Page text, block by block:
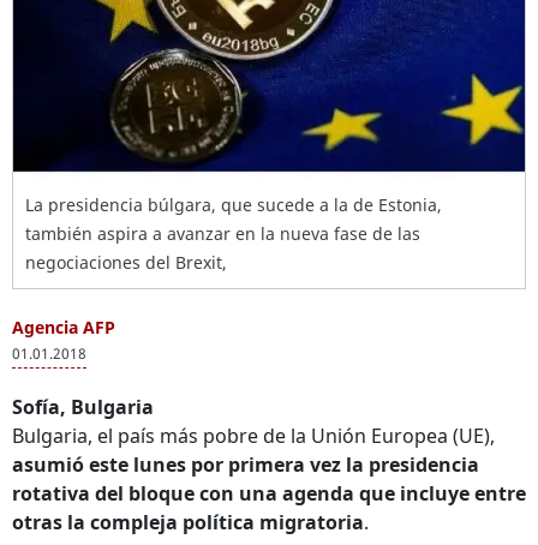
La presidencia búlgara, que sucede a la de Estonia,
también aspira a avanzar en la nueva fase de las
negociaciones del Brexit,
Agencia AFP
01.01.2018
Sofía, Bulgaria
Bulgaria, el país más pobre de la Unión Europea (UE),
asumió este lunes por primera vez la presidencia
rotativa del bloque con una agenda que incluye entre
otras la compleja política migratoria.